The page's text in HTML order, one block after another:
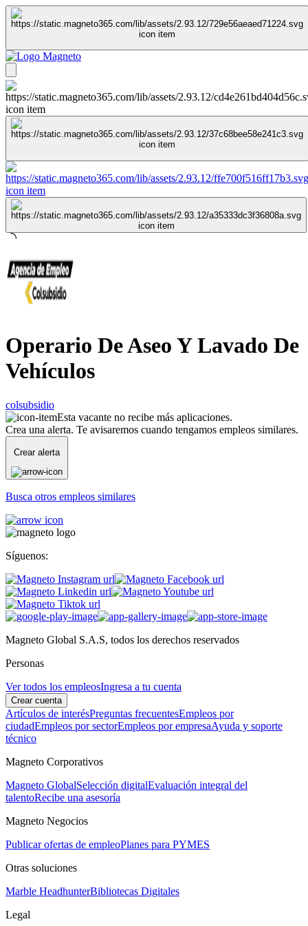
Operario De Aseo Y Lavado De
Vehículos
colsubsidio
Esta vacante no recibe más aplicaciones.
Crea una alerta. Te avisaremos cuando tengamos empleos similares.
Crear alerta
Busca otros empleos similares
Síguenos:
Magneto Global S.A.S, todos los derechos reservados
Personas
Ver todos los empleosIngresa a tu cuenta
Crear cuenta
Artículos de interésPreguntas frecuentesEmpleos por
ciudadEmpleos por sectorEmpleos por empresaAyuda y soporte
técnico
Magneto Corporativos
Magneto GlobalSelección digitalEvaluación integral del
talentoRecibe una asesoría
Magneto Negocios
Publicar ofertas de empleoPlanes para PYMES
Otras soluciones
Marble HeadhunterBibliotecas Digitales
Legal